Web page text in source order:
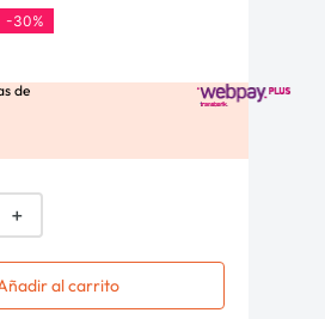
-30%
de
＋
al carrito